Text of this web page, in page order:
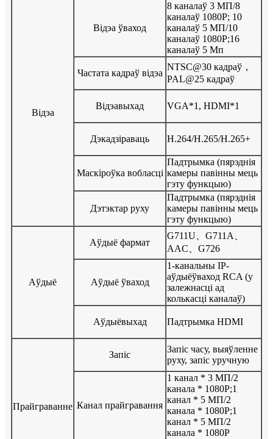
Відэа
Відэа ўваход
8 каналаў 3 МП/8
каналаў 1080P; 10
каналаў 5 МП/10
каналаў 1080P;16
каналаў 5 Мп
Частата кадраў відэа
NTSC@30 кадраў，
PAL@25 кадраў
Відэавыхад VGA*1, HDMI*1
Дэкадзіраваць H.264/H.265/H.265+
Маскіроўка вобласці
Падтрымка (пярэднія
камеры павінны мець
гэту функцыю)
Дэтэктар руху
Падтрымка (пярэднія
камеры павінны мець
гэту функцыю)
Аўдыё
Аўдыё фармат
G711U、G711A、
AAC、G726
Аўдыё ўваход
1-канальны IP-
аўдыёўваход RCA (у
залежнасці ад
колькасці каналаў)
Аўдыёвыхад Падтрымка HDMI
Прайграванне
Запіс
Запіс часу, выяўленне
руху, запіс уручную
Канал прайгравання
1 канал * 3 МП/2
канала * 1080P;1
канал * 5 МП/2
канала * 1080P;1
канал * 5 МП/2
канала * 1080P